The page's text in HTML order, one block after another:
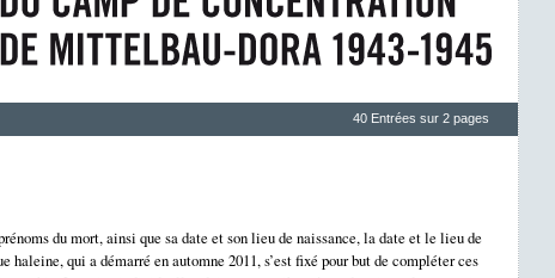
40 Entrées sur 2 pages
du mort, ainsi que sa date et son lieu de naissance, la date et le lieu de
haleine, qui a démarré en automne 2011, s’est fixé pour but de compléter ces